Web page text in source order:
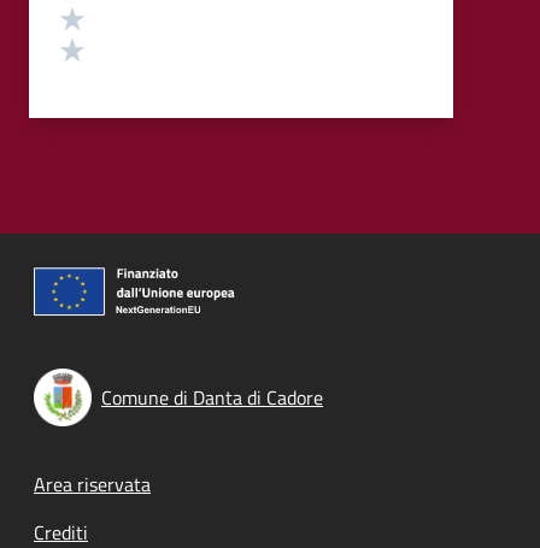
Comune di Danta di Cadore
Footer menu
Area riservata
Crediti